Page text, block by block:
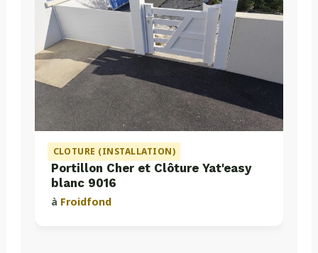
CLOTURE (INSTALLATION)
Portillon Cher et Clôture Yat'easy
blanc 9016
à Froidfond